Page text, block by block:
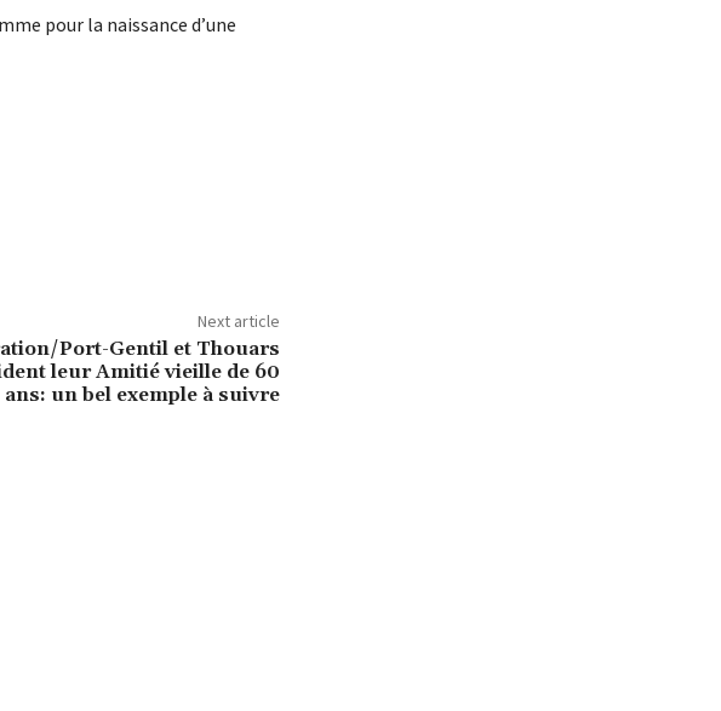
pour la naissance d’une
Next article
Port-Gentil et Thouars
leur Amitié vieille de 60
ans: un bel exemple à suivre